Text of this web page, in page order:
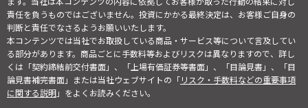
責任を負うものではございません。投資にかかる最終決定は、お客様ご自身の
判断と責任でなさるようお願いいたします。
本コンテンツでは当社でお取扱している商品・サービス等について言及してい
る部分があります。商品ごとに手数料等およびリスクは異なりますので、詳し
くは「契約締結前交付書面」、「上場有価証券等書面」、「目論見書」、「目
論見書補完書面」または当社ウェブサイトの「リスク・手数料などの重要事項
に関する説明」をよくお読みください。